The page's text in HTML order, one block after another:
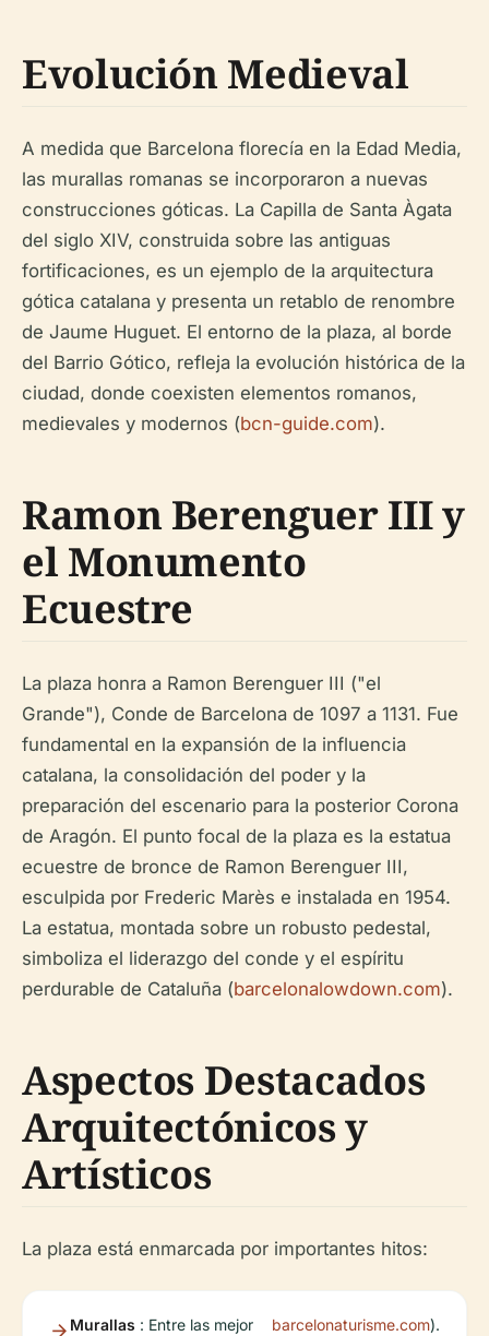
Evolución Medieval
A medida que Barcelona florecía en la Edad Media,
las murallas romanas se incorporaron a nuevas
construcciones góticas. La Capilla de Santa Àgata
del siglo XIV, construida sobre las antiguas
fortificaciones, es un ejemplo de la arquitectura
gótica catalana y presenta un retablo de renombre
de Jaume Huguet. El entorno de la plaza, al borde
del Barrio Gótico, refleja la evolución histórica de la
ciudad, donde coexisten elementos romanos,
medievales y modernos (bcn-guide.com).
Ramon Berenguer III y
el Monumento
Ecuestre
La plaza honra a Ramon Berenguer III ("el
Grande"), Conde de Barcelona de 1097 a 1131. Fue
fundamental en la expansión de la influencia
catalana, la consolidación del poder y la
preparación del escenario para la posterior Corona
de Aragón. El punto focal de la plaza es la estatua
ecuestre de bronce de Ramon Berenguer III,
esculpida por Frederic Marès e instalada en 1954.
La estatua, montada sobre un robusto pedestal,
simboliza el liderazgo del conde y el espíritu
perdurable de Cataluña (barcelonalowdown.com).
Aspectos Destacados
Arquitectónicos y
Artísticos
La plaza está enmarcada por importantes hitos:
Murallas : Entre las mejor
barcelonaturisme.com).